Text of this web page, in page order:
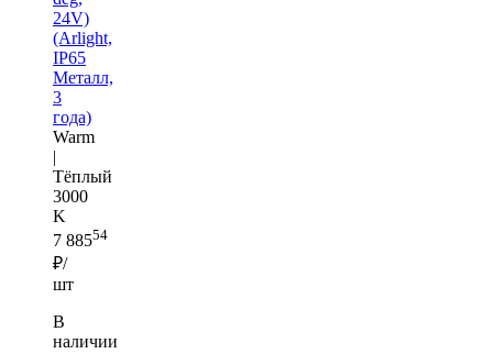
24V)
(Arlight,
IP65
Металл,
3
года)
Warm
|
Тёплый
3000
K
7 88554
₽/
шт
В
наличии